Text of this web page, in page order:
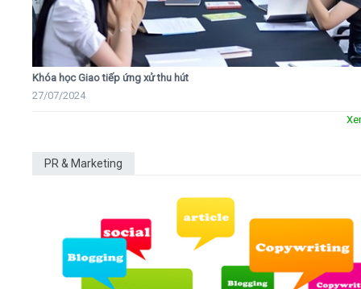
Khóa học Giao tiếp ứng xử thu hút
27/07/2024
PR & Marketing